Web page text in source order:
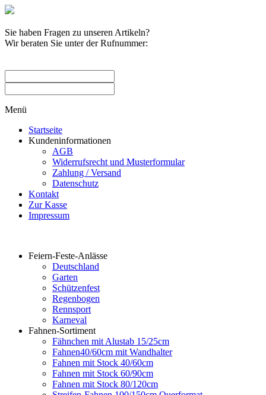
Sie haben Fragen zu unseren Artikeln?
Wir beraten Sie unter der Rufnummer:
Menü
Startseite
Kundeninformationen
AGB
Widerrufsrecht und Musterformular
Zahlung / Versand
Datenschutz
Kontakt
Zur Kasse
Impressum
Feiern-Feste-Anlässe
Deutschland
Garten
Schützenfest
Regenbogen
Rennsport
Karneval
Fahnen-Sortiment
Fähnchen mit Alustab 15/25cm
Fahnen40/60cm mit Wandhalter
Fahnen mit Stock 40/60cm
Fahnen mit Stock 60/90cm
Fahnen mit Stock 80/120cm